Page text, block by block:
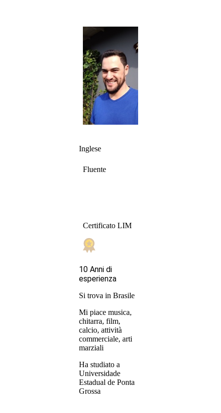
Inglese
Fluente
Certificato LIM
10 Anni di
esperienza
Si trova in Brasile
Mi piace musica,
chitarra, film,
calcio, attività
commerciale, arti
marziali
Ha studiato a
Universidade
Estadual de Ponta
Grossa